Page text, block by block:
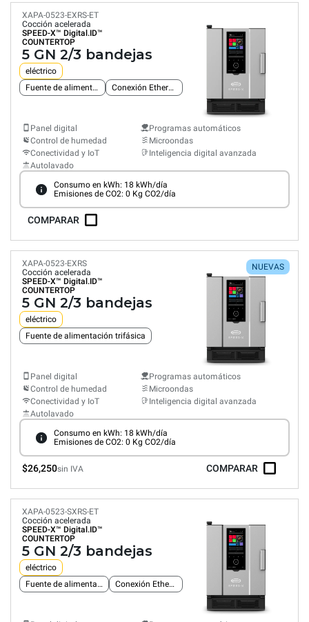
XAPA-0523-EXRS-ET
Cocción acelerada
SPEED-X™ Digital.ID™
COUNTERTOP
5 GN 2/3 bandejas
eléctrico
Fuente de alimentación trifásica
Conexión Ethernet integrada
Panel digital
Control de humedad
Conectividad y IoT
Autolavado
Programas automáticos
Microondas
Inteligencia digital avanzada
Consumo en kWh: 18 kWh/día
Emisiones de CO2: 0 Kg CO2/día
COMPARAR
NUEVAS
XAPA-0523-EXRS
Cocción acelerada
SPEED-X™ Digital.ID™
COUNTERTOP
5 GN 2/3 bandejas
eléctrico
Fuente de alimentación trifásica
Panel digital
Control de humedad
Conectividad y IoT
Autolavado
Programas automáticos
Microondas
Inteligencia digital avanzada
Consumo en kWh: 18 kWh/día
Emisiones de CO2: 0 Kg CO2/día
$26,250sin IVA COMPARAR
XAPA-0523-SXRS-ET
Cocción acelerada
SPEED-X™ Digital.ID™
COUNTERTOP
5 GN 2/3 bandejas
eléctrico
Fuente de alimentación monofásica
Conexión Ethernet integrada